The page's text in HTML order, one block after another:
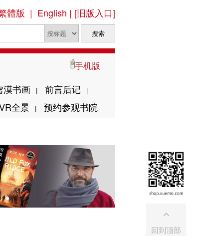
體版 | English | [旧版入口]
手机版
漠书画 | 前言后记 |
全景 | 预约参观书院
回到顶部